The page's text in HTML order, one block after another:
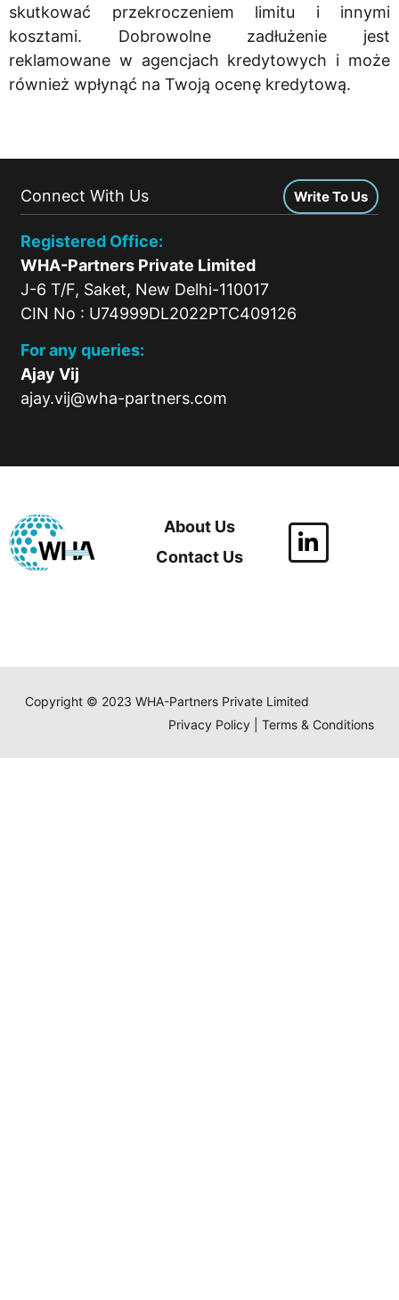
skutkować przekroczeniem limitu i innymi
kosztami. Dobrowolne zadłużenie jest
reklamowane w agencjach kredytowych i może
również wpłynąć na Twoją ocenę kredytową.
Connect With Us Write To Us
Registered Office:
WHA-Partners Private Limited
J-6 T/F, Saket, New Delhi-110017
CIN No : U74999DL2022PTC409126
For any queries:
Ajay Vij
ajay.vij@wha-partners.com
About Us
Contact Us
Copyright © 2023 WHA-Partners Private Limited
Privacy Policy | Terms & Conditions